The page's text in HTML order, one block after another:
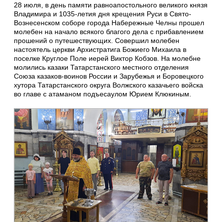
28 июля, в день памяти равноапостольного великого князя
Владимира и 1035-летия дня крещения Руси в Свято-
Вознесенском соборе города Набережные Челны прошел
молебен на начало всякого благого дела с прибавлением
прошений о путешествующих. Совершил молебен
настоятель церкви Архистратига Божиего Михаила в
поселке Круглое Поле иерей Виктор Кобзов. На молебне
молились казаки Татарстанского местного отделения
Союза казаков-воинов России и Зарубежья и Боровецкого
хутора Татарстанского округа Волжского казачьего войска
во главе с атаманом подъесаулом Юрием Клюкиным.